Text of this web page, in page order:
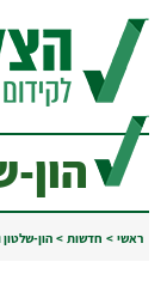
ראשי > חדשות > הון-